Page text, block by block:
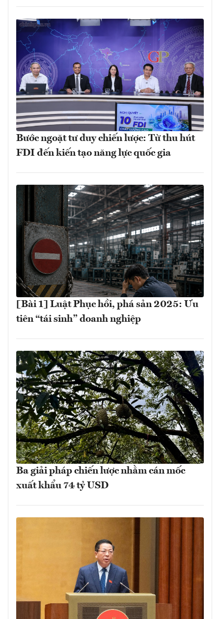
Bước ngoặt tư duy chiến lược: Từ thu hút
FDI đến kiến tạo năng lực quốc gia
[Bài 1] Luật Phục hồi, phá sản 2025: Ưu
tiên “tái sinh” doanh nghiệp
Ba giải pháp chiến lược nhằm cán mốc
xuất khẩu 74 tỷ USD